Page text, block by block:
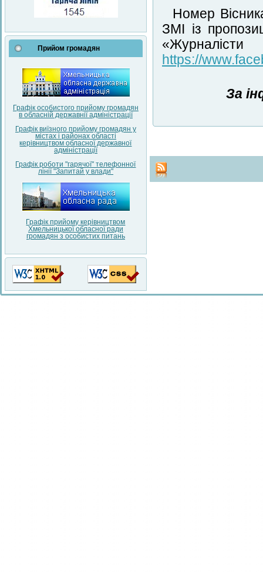
Прийом громадян
Графік особистого прийому громадян
в обласній державнії адміністрації
Графік виїзного прийому громадян у
містах і районах області
керівництвом обласної державної
адміністрації
Графік роботи "гарячої" телефонної
лінії "Запитай у влади"
Графік прийому керівництвом
Хмельницької обласної ради
громадян з особистих питань
Номер
ЗМІ із
https://
За